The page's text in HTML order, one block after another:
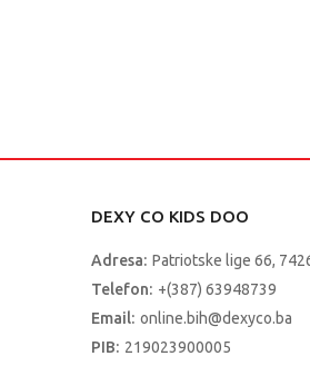
DEXY CO KIDS DOO
Adresa: Patriotske lige 66,
Telefon: +(387) 63948739
Email: online.bih@dexyco.ba
PIB: 219023900005